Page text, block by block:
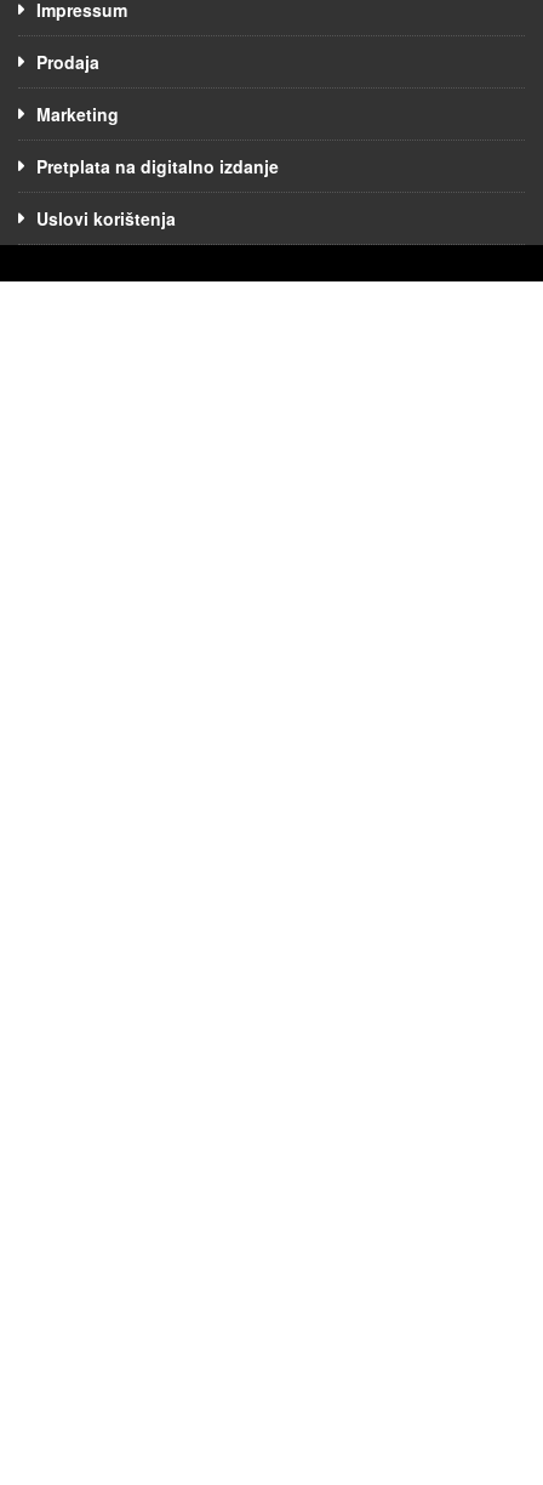
Impressum
Prodaja
Marketing
Pretplata na digitalno izdanje
Uslovi korištenja